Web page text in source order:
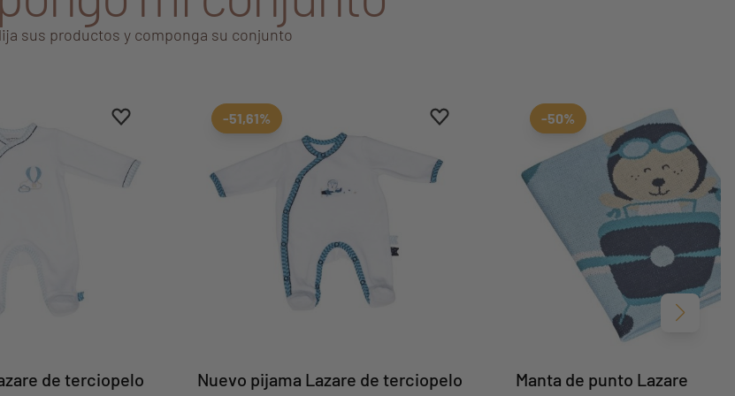
sus productos y componga su conjunto
Aggiungi ai preferiti
borrar favoritos
de terciopelo
Aggiungi ai preferiti
borrar favoritos
-51,61%
Nuevo pijama Lazare de terciopelo
-50%
Manta de punto Lazare